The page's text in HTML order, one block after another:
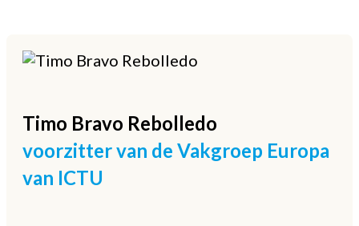
Timo Bravo Rebolledo
voorzitter van de Vakgroep Europa
van ICTU